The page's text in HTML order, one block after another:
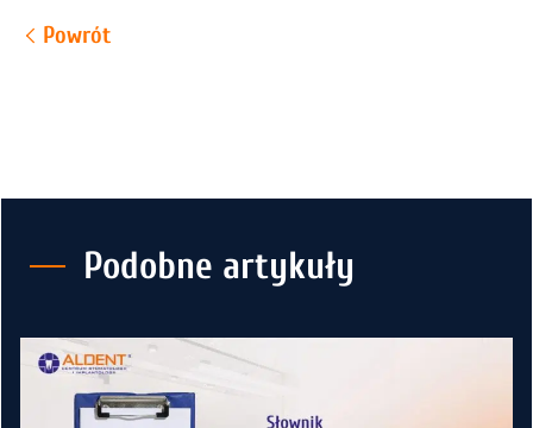
Powrót
Podobne artykuły